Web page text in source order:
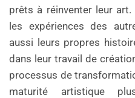
prêts à réinventer leur
les expériences des
aussi leurs propres
dans leur travail de
processus de
maturité artistique